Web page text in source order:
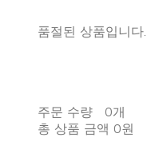
품절된 상품입니다.
주문 수량
0개
총 상품 금액 0원